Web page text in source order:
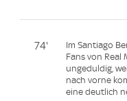
74'
Im Santiago
Fans von Real
ungeduldig,
nach vorne
eine deutlich